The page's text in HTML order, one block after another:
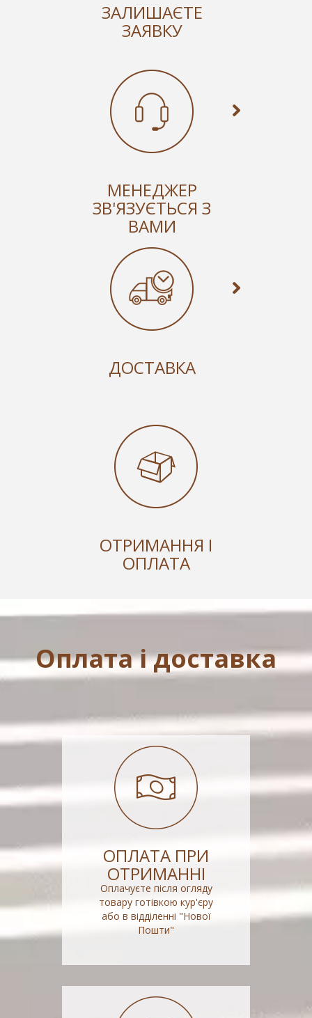
ЗАЛИШАЄТЕ
ЗАЯВКУ
МЕНЕДЖЕР
ЗВ'ЯЗУЄТЬСЯ З
ВАМИ
ДОСТАВКА
ОТРИМАННЯ І
ОПЛАТА
Оплата і доставка
ОПЛАТА ПРИ
ОТРИМАННІ
Оплачуєте після огляду
товару готівкою кур'єру
або в відділенні "Нової
Пошти"